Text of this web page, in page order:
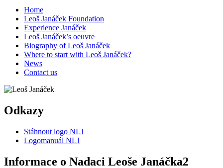
Home
Leoš Janáček Foundation
Experience Janáček
Leoš Janáček’s oeuvre
Biography of Leoš Janáček
Where to start with Leoš Janáček?
News
Contact us
Odkazy
Stáhnout logo NLJ
Logomanuál NLJ
Informace o Nadaci Leoše Janáčka2